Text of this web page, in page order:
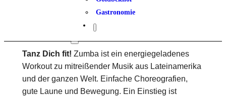
Gastronomie
Tanz Dich fit! Zumba ist ein energiegeladenes
Workout zu mitreißender Musik aus Lateinamerika
und der ganzen Welt. Einfache Choreografien,
gute Laune und Bewegung. Ein Einstieg ist